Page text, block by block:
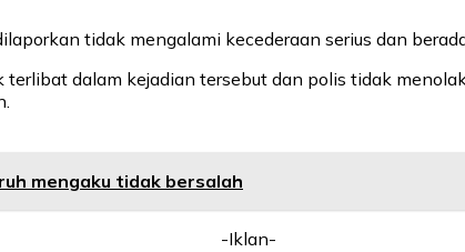
tidak mengalami kecederaan serius dan
dalam kejadian tersebut dan polis tidak
mengaku tidak bersalah
-Iklan-